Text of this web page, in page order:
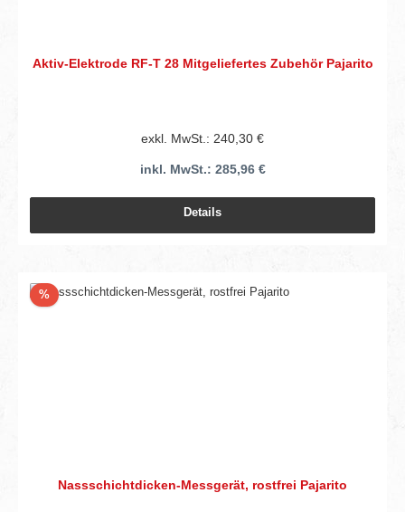
Aktiv-Elektrode RF-T 28 Mitgeliefertes Zubehör Pajarito
exkl. MwSt.: 240,30 €
inkl. MwSt.: 285,96 €
Details
%Rabatt
Nassschichtdicken-Messgerät, rostfrei Pajarito